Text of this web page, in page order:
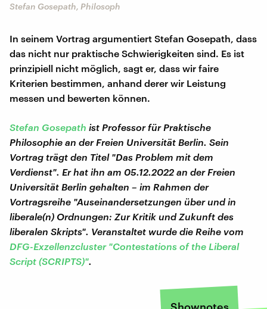
Stefan Gosepath, Philosoph
In seinem Vortrag argumentiert Stefan Gosepath, dass
das nicht nur praktische Schwierigkeiten sind. Es ist
prinzipiell nicht möglich, sagt er, dass wir faire
Kriterien bestimmen, anhand derer wir Leistung
messen und bewerten können.
Stefan Gosepath ist Professor für Praktische
Philosophie an der Freien Universität Berlin. Sein
Vortrag trägt den Titel "Das Problem mit dem
Verdienst". Er hat ihn am 05.12.2022 an der Freien
Universität Berlin gehalten – im Rahmen der
Vortragsreihe "Auseinandersetzungen über und in
liberale(n) Ordnungen: Zur Kritik und Zukunft des
liberalen Skripts". Veranstaltet wurde die Reihe vom
DFG-Exzellenzcluster "Contestations of the Liberal
Script (SCRIPTS)".